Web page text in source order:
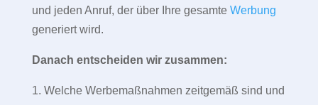
und jeden Anruf, der über Ihre gesamte Werbung
generiert wird.
Danach entscheiden wir zusammen:
1. Welche Werbemaßnahmen zeitgemäß sind und